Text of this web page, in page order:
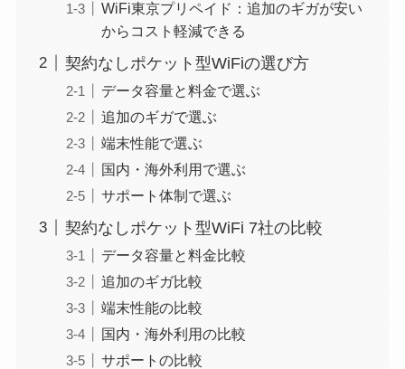
WiFi東京プリペイド：追加のギガが安い
からコスト軽減できる
契約なしポケット型WiFiの選び方
データ容量と料金で選ぶ
追加のギガで選ぶ
端末性能で選ぶ
国内・海外利用で選ぶ
サポート体制で選ぶ
契約なしポケット型WiFi 7社の比較
データ容量と料金比較
追加のギガ比較
端末性能の比較
国内・海外利用の比較
サポートの比較